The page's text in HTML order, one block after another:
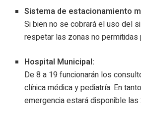
Sistema de estacionamiento
Si bien no se cobrará el uso del
respetar las zonas no permitidas
Hospital Municipal:
De 8 a 19 funcionarán los
clínica médica y pediatría. En
emergencia estará disponible las